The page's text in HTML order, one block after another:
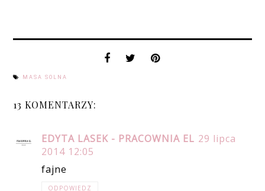
MASA SOLNA
13 KOMENTARZY:
EDYTA LASEK - PRACOWNIA EL 29 lipca
2014 12:05
fajne
ODPOWIEDZ